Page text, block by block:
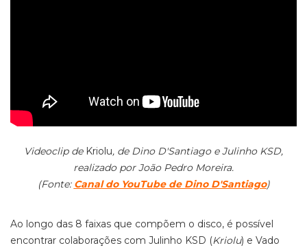
Videoclip de Kriolu, de Dino D'Santiago e Julinho KSD,
realizado por João Pedro Moreira.
(Fonte: Canal do YouTube de Dino D'Santiago)
Ao longo das 8 faixas que compõem o disco, é possível
encontrar colaborações com Julinho KSD (Kriolu) e Vado